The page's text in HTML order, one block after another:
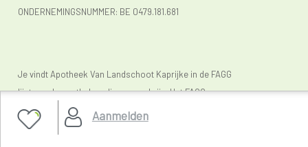
Aanmelden
ONDERNEMINGSNUMMER: BE 0479.181.681
Je vindt Apotheek Van Landschoot Kaprijke in de FAGG
lijst van de apotheken die vergund zijn. Het FAGG
(www.fagg.be)controleert de wettelikheid van de
Belgische (online) apotheken.